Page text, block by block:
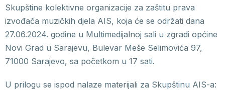
Skupštine kolektivne organizacije za zaštitu prava
izvođača muzičkih djela AIS, koja će se održati dana
27.06.2024. godine u Multimedijalnoj sali u zgradi općine
Novi Grad u Sarajevu, Bulevar Meše Selimovića 97,
71000 Sarajevo, sa početkom u 17 sati.
U prilogu se ispod nalaze materijali za Skupštinu AIS-a: